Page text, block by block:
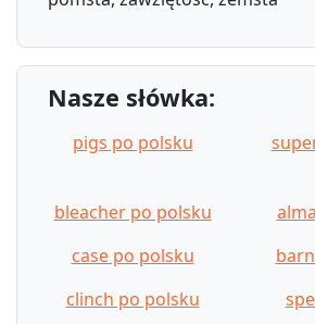
Nasze słówka:
pigs po polsku
bleacher po polsku
case po polsku
clinch po polsku